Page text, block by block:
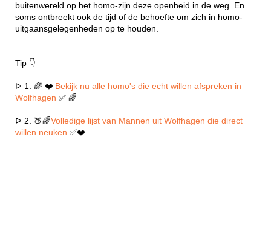
buitenwereld op het homo-zijn deze openheid in de weg. En
soms ontbreekt ook de tijd of de behoefte om zich in homo-
uitgaansgelegenheden op te houden.
Tip 👇
ᐅ 1. 🌈 ❤️ Bekijk nu alle homo's die echt willen afspreken in
Wolfhagen ✅ 🌈
ᐅ 2. 🍑🌈Volledige lijst van Mannen uit Wolfhagen die direct
willen neuken ✅❤️